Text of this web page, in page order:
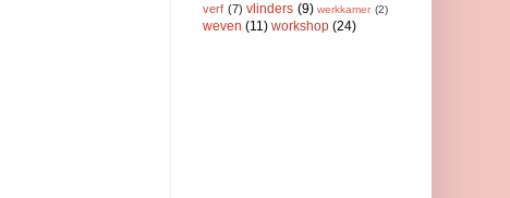
verf (7) vlinders (9) werkkamer (2)
weven (11) workshop (24)